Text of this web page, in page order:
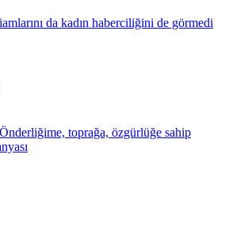
da kadın haberciliğini de görmedi
toprağa, özgürlüğe sahip